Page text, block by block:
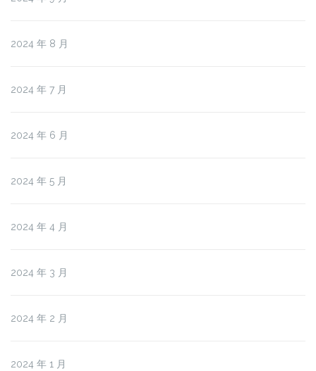
2024 年 8 月
2024 年 7 月
2024 年 6 月
2024 年 5 月
2024 年 4 月
2024 年 3 月
2024 年 2 月
2024 年 1 月